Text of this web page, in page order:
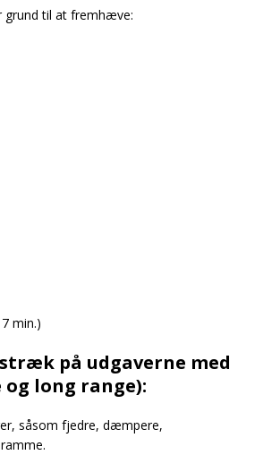
grund til at fremhæve:
min.)
på udgaverne med
long range):
såsom fjedre, dæmpere,